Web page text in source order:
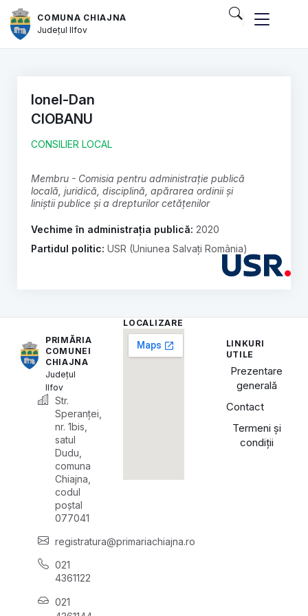
COMUNA CHIAJNA
JudețulIlfov
Ionel-Dan
CIOBANU
CONSILIER LOCAL
membru - Comisia pentru administrație publică
locală, juridică, disciplină, apărarea ordinii și
liniștii publice și a drepturilor cetățenilor
Vechime în administrația publică: 2020
Partidul politic: USR (Uniunea Salvați România)
PRIMĂRIA
COMUNEI
CHIAJNA
Județul
Ilfov
Str.
Speranței,
nr. 1bis,
satul
Dudu,
comuna
Chiajna,
codul
poștal
077041
registratura@primariachiajna.ro
021
4361122
021
LOCALIZARE
LINKURI
UTILE
Prezentare
generală
Contact
Termeni și
condiții